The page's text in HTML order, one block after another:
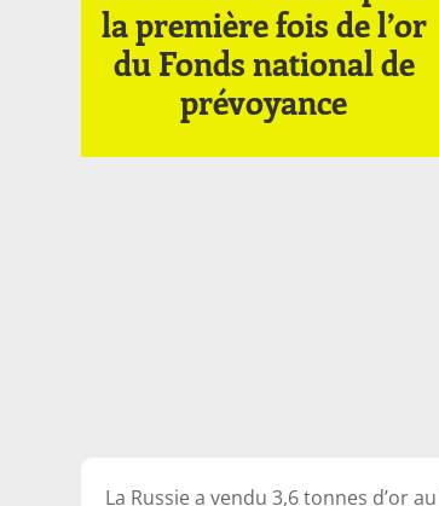
la première fois de l’or
du Fonds national de
prévoyance
La Russie a vendu 3,6 tonnes d’or